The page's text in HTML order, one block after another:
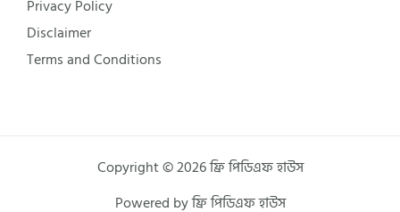
Privacy Policy
Disclaimer
Terms and Conditions
Copyright © 2026 ফ্রি পিডিএফ হাউস
Powered by ফ্রি পিডিএফ হাউস